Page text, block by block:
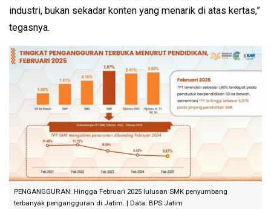
industri, bukan sekadar konten yang menarik di atas kertas,”
tegasnya.
PENGANGGURAN: Hingga Februari 2025 lulusan SMK penyumbang
terbanyak pengangguran di Jatim. | Data: BPS Jatim